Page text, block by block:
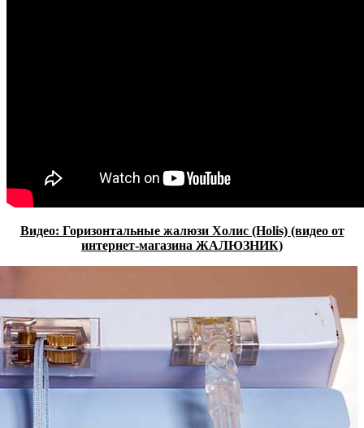
Видео: Горизонтальные жалюзи Холис (Holis) (видео от
интернет-магазина ЖАЛЮЗНИК)